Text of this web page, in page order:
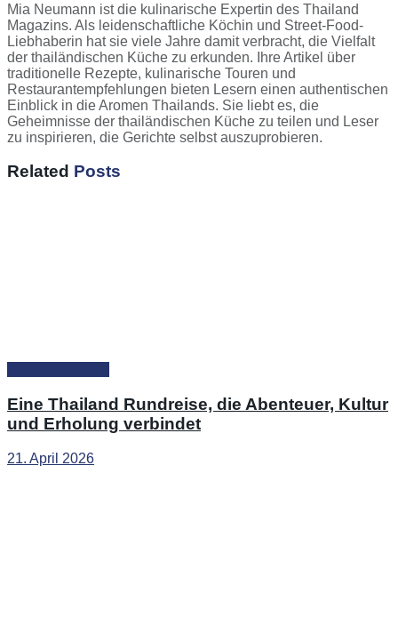
Mia Neumann ist die kulinarische Expertin des Thailand
Magazins. Als leidenschaftliche Köchin und Street-Food-
Liebhaberin hat sie viele Jahre damit verbracht, die Vielfalt
der thailändischen Küche zu erkunden. Ihre Artikel über
traditionelle Rezepte, kulinarische Touren und
Restaurantempfehlungen bieten Lesern einen authentischen
Einblick in die Aromen Thailands. Sie liebt es, die
Geheimnisse der thailändischen Küche zu teilen und Leser
zu inspirieren, die Gerichte selbst auszuprobieren.
Related Posts
Eine Thailand Rundreise, die Abenteuer, Kultur
und Erholung verbindet
21. April 2026